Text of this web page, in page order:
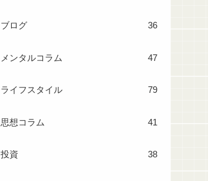
ブログ 36
メンタルコラム 47
ライフスタイル 79
思想コラム 41
投資 38